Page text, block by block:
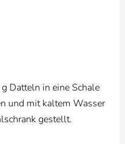
Datteln in eine Schale
und mit kaltem Wasser
gestellt.